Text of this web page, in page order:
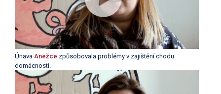
Únava Anežce způsobovala problémy v zajištění chodu
domácnosti.